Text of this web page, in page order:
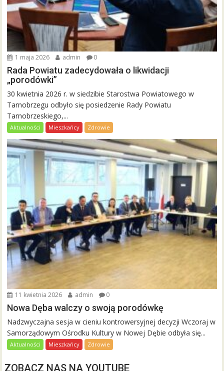
1 maja 2026 admin 0
Rada Powiatu zadecydowała o likwidacji
„porodówki”
30 kwietnia 2026 r. w siedzibie Starostwa Powiatowego w
Tarnobrzegu odbyło się posiedzenie Rady Powiatu
Tarnobrzeskiego,...
Aktualności Mieszkańcy Zdrowie
11 kwietnia 2026 admin 0
Nowa Dęba walczy o swoją porodówkę
Nadzwyczajna sesja w cieniu kontrowersyjnej decyzji Wczoraj w
Samorządowym Ośrodku Kultury w Nowej Dębie odbyła się...
Aktualności Mieszkańcy Zdrowie
ZOBACZ NAS NA YOUTUBE